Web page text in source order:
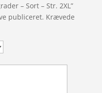
– Sort – Str. 2XL”
publiceret. Krævede